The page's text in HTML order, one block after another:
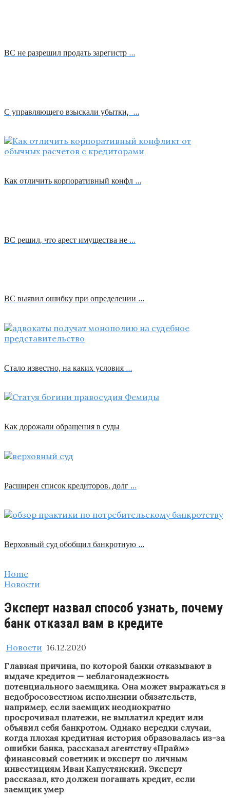
ВС не разрешил продать зарегистр …
С управляющего взыскали убытки, …
Как отличить корпоративный конфл …
ВС решил, что арест имущества не …
ВС выявил ошибку при определении …
Стало известно, на каких условия …
Как дорожали обращения в суды
Расширен список кредиторов, долг …
Верховный суд обобщил банкротную …
Home
Новости
Эксперт назвал способ узнать, почему
банк отказал вам в кредите
Новости 16.12.2020
Главная причина, по которой банки отказывают в
выдаче кредитов — неблагонадежность
потенциального заемщика. Она может выражаться в
недобросовестном исполнении обязательств,
например, если заемщик неоднократно
просрочивал платежи, не выплатил кредит или
объявил себя банкротом. Однако нередки случаи,
когда плохая кредитная история образовалась из-за
ошибки банка, рассказал агентству «Прайм»
финансовый советник и эксперт по личным
инвестициям Иван Капустянский. Эксперт
рассказал, кто должен погашать кредит, если
заемщик умер